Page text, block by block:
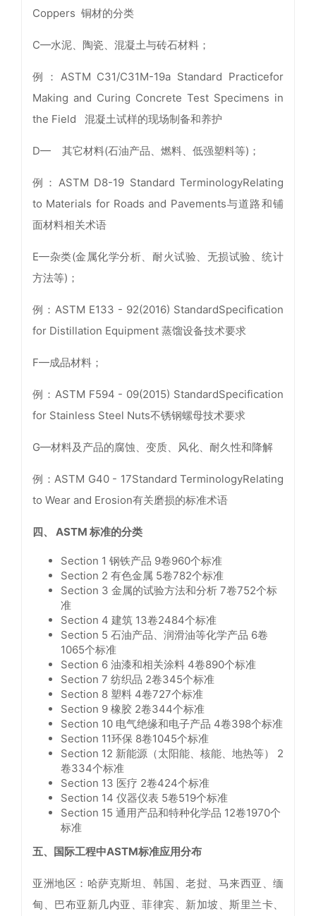
Coppers 铜材的分类
C—水泥、陶瓷、混凝土与砖石材料；
例：ASTM C31/C31M-19a Standard Practicefor
Making and Curing Concrete Test Specimens in
the Field 混凝土试样的现场制备和养护
D— 其它材料(石油产品、燃料、低强塑料等)；
例：ASTM D8-19 Standard TerminologyRelating
to Materials for Roads and Pavements与道路和铺
面材料相关术语
E—杂类(金属化学分析、耐火试验、无损试验、统计
方法等)；
例：ASTM E133 - 92(2016) StandardSpecification
for Distillation Equipment 蒸馏设备技术要求
F—成品材料；
例：ASTM F594 - 09(2015) StandardSpecification
for Stainless Steel Nuts不锈钢螺母技术要求
G—材料及产品的腐蚀、变质、风化、耐久性和降解
例：ASTM G40 - 17Standard TerminologyRelating
to Wear and Erosion有关磨损的标准术语
四、 ASTM 标准的分类
Section 1 钢铁产品 9卷960个标准
Section 2 有色金属 5卷782个标准
Section 3 金属的试验方法和分析 7卷752个标
准
Section 4 建筑 13卷2484个标准
Section 5 石油产品、润滑油等化学产品 6卷
1065个标准
Section 6 油漆和相关涂料 4卷890个标准
Section 7 纺织品 2卷345个标准
Section 8 塑料 4卷727个标准
Section 9 橡胶 2卷344个标准
Section 10 电气绝缘和电子产品 4卷398个标准
Section 11环保 8卷1045个标准
Section 12 新能源（太阳能、核能、地热等） 2
卷334个标准
Section 13 医疗 2卷424个标准
Section 14 仪器仪表 5卷519个标准
Section 15 通用产品和特种化学品 12卷1970个
标准
五、国际工程中ASTM标准应用分布
亚洲地区：哈萨克斯坦、韩国、老挝、马来西亚、缅
甸、巴布亚新几内亚、菲律宾、新加坡、斯里兰卡、